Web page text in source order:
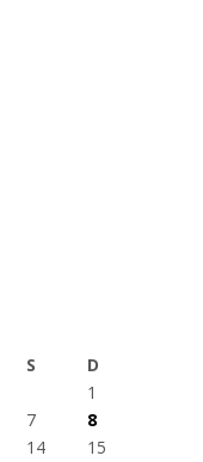
S
D
1
7
8
14
15